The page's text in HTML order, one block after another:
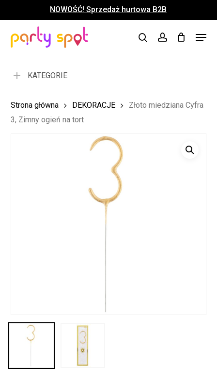
to
content
NOWOŚĆ! Sprzedaż hurtowa B2B
searchaccount
Menu
Koszyk Close
KATEGORIE
Strona główna DEKORACJE
Złoto miedziana Cyfra
3, Zimny ogień na tort
Menu